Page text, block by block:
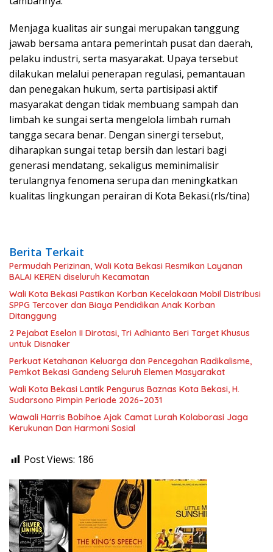
Menjaga kualitas air sungai merupakan tanggung
jawab bersama antara pemerintah pusat dan daerah,
pelaku industri, serta masyarakat. Upaya tersebut
dilakukan melalui penerapan regulasi, pemantauan
dan penegakan hukum, serta partisipasi aktif
masyarakat dengan tidak membuang sampah dan
limbah ke sungai serta mengelola limbah rumah
tangga secara benar. Dengan sinergi tersebut,
diharapkan sungai tetap bersih dan lestari bagi
generasi mendatang, sekaligus meminimalisir
terulangnya fenomena serupa dan meningkatkan
kualitas lingkungan perairan di Kota Bekasi.(rls/tina)
Berita Terkait
Permudah Perizinan, Wali Kota Bekasi Resmikan Layanan
BALAI KEREN diseluruh Kecamatan
Wali Kota Bekasi Pastikan Korban Kecelakaan Mobil Distribusi
SPPG Tercover dan Biaya Pendidikan Anak Korban
Ditanggung
2 Pejabat Eselon II Dirotasi, Tri Adhianto Beri Target Khusus
untuk Disnaker
Perkuat Ketahanan Keluarga dan Pencegahan Radikalisme,
Pemkot Bekasi Gandeng Seluruh Elemen Masyarakat
Wali Kota Bekasi Lantik Pengurus Baznas Kota Bekasi, H.
Sudarsono Pimpin Periode 2026–2031
Wawali Harris Bobihoe Ajak Camat Lurah Kolaborasi Jaga
Kerukunan Dan Harmoni Sosial
Post Views: 186